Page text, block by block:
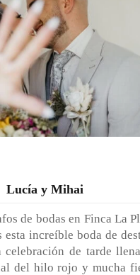
Lucía y Mihai
de bodas en Finca La
esta increíble boda de
celebración de tarde
del hilo rojo y mucha